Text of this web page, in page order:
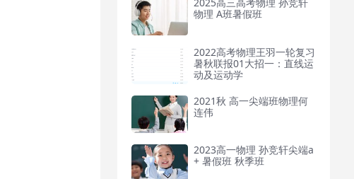
2025高三高考物理 孙竞轩
物理 A班暑假班
2022高考物理王羽一轮复习
暑秋联报01大招一：直线运
动及运动学
2021秋 高一尖端班物理何
连伟
2023高一物理 孙竞轩尖端a
+ 暑假班 秋季班